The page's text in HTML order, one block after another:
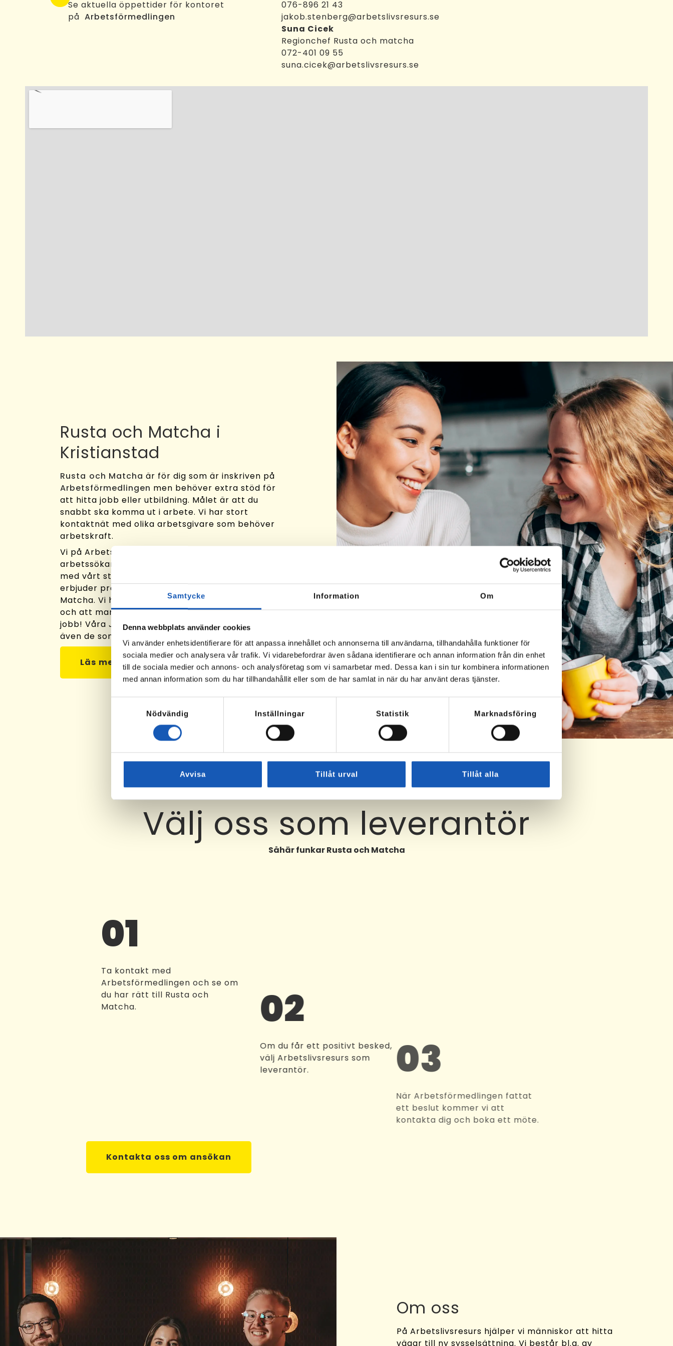
Samtycke Information Om
Denna webbplats använder cookies
Vi använder enhetsidentifierare för att anpassa innehållet och annonserna till användarna, tillhandahålla funktioner för
sociala medier och analysera vår trafik. Vi vidarebefordrar även sådana identifierare och annan information från din enhet
till de sociala medier och annons- och analysföretag som vi samarbetar med. Dessa kan i sin tur kombinera informationen
med annan information som du har tillhandahållit eller som de har samlat in när du har använt deras tjänster.
Nödvändig
Inställningar Statistik Marknadsföring
Avvisa Tillåt urval Tillåt alla
Se aktuella öppettider för kontoret
påArbetsförmedlingen
076-896 21 43
jakob.stenberg@arbetslivsresurs.se
Suna Cicek
Regionchef Rusta och matcha
072-401 09 55​
suna.cicek@arbetslivsresurs.se
Rusta och Matcha i
Kristianstad
Rusta och Matcha är för dig som är inskriven på
Arbetsförmedlingen men behöver extra stöd för
att hitta jobb eller utbildning. Målet är att du
snabbt ska komma ut i arbete. Vi har stort
kontaktnät med olika arbetsgivare som behöver
arbetskraft.
Vi på Arbetslivsresurs stöttar dig i ditt
arbetssökande! Vi matchar dina kompetenser
med vårt stora nätverk av arbetsgivare. Vi
erbjuder professionellt stöd genom Rusta och
Matcha. Vi hjälper dig att ta fram dina resurser
och att marknadsföra dem så du får ett nytt
jobb! Våra Jobbkonsulter vet var jobben finns,
även de som inte annonseras ut.
Läs mer om Rusta och Matcha
Välj oss som leverantör
Såhär funkar Rusta och Matcha
01
Ta kontakt med
Arbetsförmedlingen och se om
du har rätt till Rusta och
Matcha.
02
Om du får ett positivt besked,
välj Arbetslivsresurs som
leverantör.
03
När Arbetsförmedlingen fattat
ett beslut kommer vi att
kontakta dig och boka ett möte.
Kontakta oss om ansökan
Om oss
På Arbetslivsresurs hjälper vi människor att hitta
vägar till ny sysselsättning. Vi består bl.a. av